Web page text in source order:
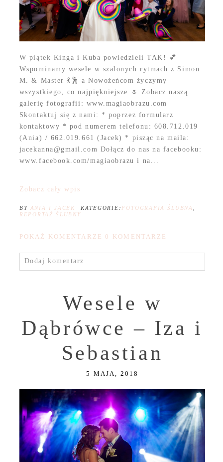
W piątek Kinga i Kuba powiedzieli TAK! 💕
Wspominamy wesele w szalonych rytmach z Simon
M. & Master 💃🕺 a Nowożeńcom życzymy
wszystkiego, co najpiękniejsze 🌷 Zobacz naszą
galerię fotografii: www.magiaobrazu.com
Skontaktuj się z nami: * poprzez formularz
kontaktowy * pod numerem telefonu: 608.712.019
(Ania) / 662.019.661 (Jacek) * pisząc na maila:
jacekanna@gmail.com Dołącz do nas na facebooku:
www.facebook.com/magiaobrazu i na...
Zobacz cały wpis
BY ANIA I JACEK KATEGORIE: FOTOGRAFIA ŚLUBNA
REPORTAŻ ŚLUBNY
POKAŻ KOMENTARZE 0 KOMENTARZE
Dodaj komentarz
Wesele w
Dąbrówce – Iza i
Sebastian
5 MAJA, 2018